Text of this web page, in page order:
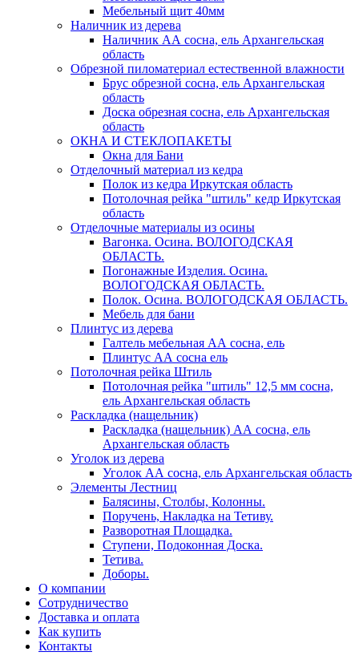
Мебельный щит 40мм
Наличник из дерева
Наличник АА сосна, ель Архангельская
область
Обрезной пиломатериал естественной влажности
Брус обрезной сосна, ель Архангельская
область
Доска обрезная сосна, ель Архангельская
область
ОКНА И СТЕКЛОПАКЕТЫ
Окна для Бани
Отделочный материал из кедра
Полок из кедра Иркутская область
Потолочная рейка "штиль" кедр Иркутская
область
Отделочные материалы из осины
Вагонка. Осина. ВОЛОГОДСКАЯ
ОБЛАСТЬ.
Погонажные Изделия. Осина.
ВОЛОГОДСКАЯ ОБЛАСТЬ.
Полок. Осина. ВОЛОГОДСКАЯ ОБЛАСТЬ.
Мебель для бани
Плинтус из дерева
Галтель мебельная АА сосна, ель
Плинтус АА сосна ель
Потолочная рейка Штиль
Потолочная рейка "штиль" 12,5 мм сосна,
ель Архангельская область
Раскладка (нащельник)
Раскладка (нащельник) АА сосна, ель
Архангельская область
Уголок из дерева
Уголок АА сосна, ель Архангельская область
Элементы Лестниц
Балясины, Столбы, Колонны.
Поручень, Накладка на Тетиву.
Разворотная Площадка.
Ступени, Подоконная Доска.
Тетива.
Доборы.
О компании
Сотрудничество
Доставка и оплата
Как купить
Контакты